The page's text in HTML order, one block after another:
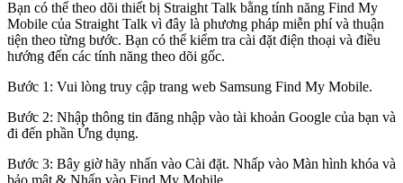
Bạn có thể theo dõi thiết bị Straight Talk bằng tính năng Find My
Mobile của Straight Talk vì đây là phương pháp miễn phí và thuận
tiện theo từng bước. Bạn có thể kiểm tra cài đặt điện thoại và điều
hướng đến các tính năng theo dõi gốc.
Bước 1: Vui lòng truy cập trang web Samsung Find My Mobile.
Bước 2: Nhập thông tin đăng nhập vào tài khoản Google của bạn và
đi đến phần Ứng dụng.
Bước 3: Bây giờ hãy nhấn vào Cài đặt. Nhấp vào Màn hình khóa và
bảo mật & Nhấn vào Find My Mobile.